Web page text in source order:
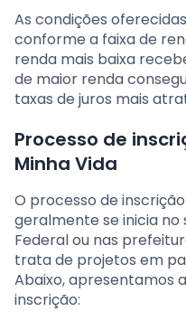
As condições
conforme a faixa de
renda mais baixa
de maior renda
taxas de juros mais
Processo de
Minha Vida
O processo de
geralmente se inicia no
Federal ou nas
trata de projetos em
Abaixo, apresentamos
inscrição: